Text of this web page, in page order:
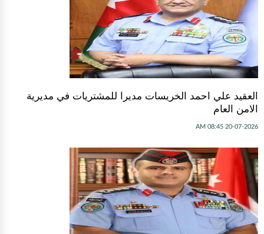
العقيد علي احمد الخريسات مديرا للمشتريات في مديرية
الامن العام
20-07-2026 08:45 AM